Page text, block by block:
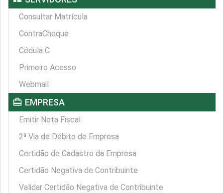
Consultar Matrícula
ContraCheque
Cédula C
Primeiro Acesso
Webmail
card_travel EMPRESA
Emitir Nota Fiscal
2ª Via de Débito de Empresa
Certidão de Cadastro da Empresa
Certidão Negativa de Contribuinte
Validar Certidão Negativa de Contribuinte